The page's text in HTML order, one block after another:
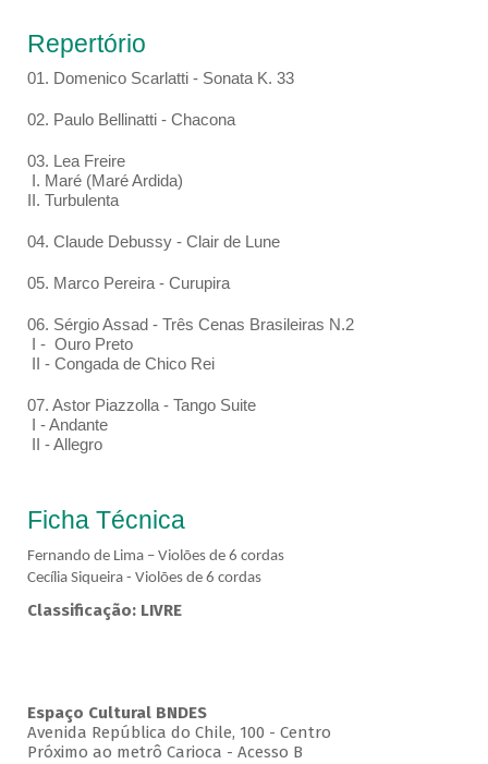
Repertório
01. Domenico Scarlatti - Sonata K. 33
02. Paulo Bellinatti - Chacona
03. Lea Freire
I. Maré (Maré Ardida)
II. Turbulenta
04. Claude Debussy - Clair de Lune
05. Marco Pereira - Curupira
06. Sérgio Assad - Três Cenas Brasileiras N.2
I - Ouro Preto
II - Congada de Chico Rei
07. Astor Piazzolla - Tango Suite
I - Andante
II - Allegro
Ficha Técnica
Fernando de Lima – Violões de 6 cordas
Cecília Siqueira - Violões de 6 cordas
Classificação: LIVRE
Espaço Cultural BNDES
Avenida República do Chile, 100 - Centro
Próximo ao metrô Carioca - Acesso B